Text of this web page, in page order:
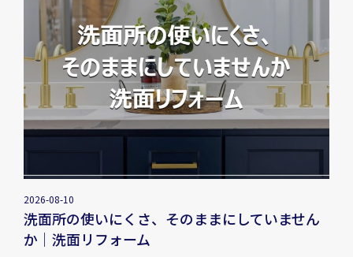
2026-08-10
洗面所の使いにくさ、そのままにしていません
か｜洗面リフォーム